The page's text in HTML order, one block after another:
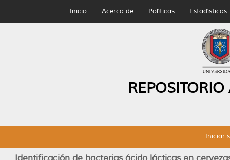
Inicio Acerca de Políticas Estadísticas
Iniciar